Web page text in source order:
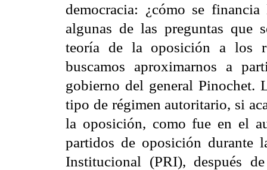
democracia: ¿cómo se
algunas de las preguntas que
teoría de la oposición a los
buscamos aproximarnos a
gobierno del general Pinochet.
tipo de régimen autoritario, si
la oposición, como fue en el
partidos de oposición durante
Institucional (PRI), después